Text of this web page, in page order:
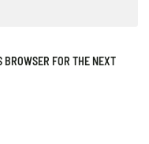
FOR THE NEXT